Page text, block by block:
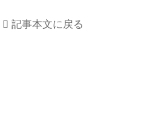
記事本文に戻る